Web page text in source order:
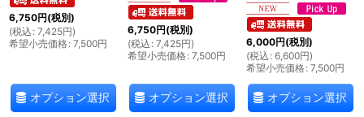
6,750円(税別)
(税込 : 7,425円)
希望小売価格: 7,500円
オプション選択
6,750円(税別)
(税込 : 7,425円)
希望小売価格: 7,500円
オプション選択
6,000円(税別)
(税込 : 6,600円)
希望小売価格: 7,500円
オプション選択